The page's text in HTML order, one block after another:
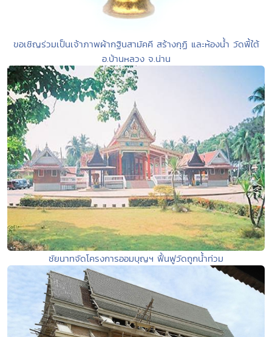
ขอเชิญร่วมเป็นเจ้าภาพผ้ากฐินสามัคคี สร้างกุฏิ และห้องน้ำ วัดพี้ใต้
อ.บ้านหลวง จ.น่าน
ชัยนาทจัดโครงการออมบุญฯ ฟื้นฟูวัดถูกน้ำท่วม